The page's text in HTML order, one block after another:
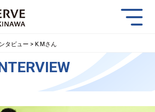
ACCESS CONTACT
タビュー K.Mさん